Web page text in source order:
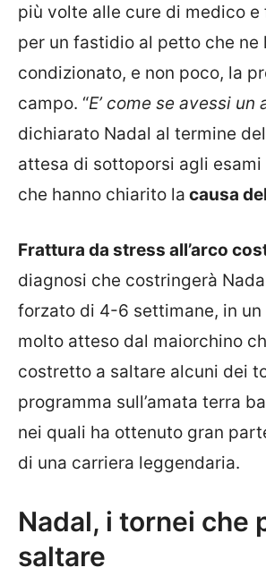
più volte alle cure di medico
per un fastidio al petto che ne
condizionato, e non poco, la
campo. “E’ come se avessi un
dichiarato Nadal al termine
attesa di sottoporsi agli
che hanno chiarito la causa
Frattura da stress all’arco
diagnosi che costringerà
forzato di 4-6 settimane, in un
molto atteso dal maiorchino
costretto a saltare alcuni dei
programma sull’amata terra
nei quali ha ottenuto gran
di una carriera leggendaria.
Nadal, i tornei che
saltare